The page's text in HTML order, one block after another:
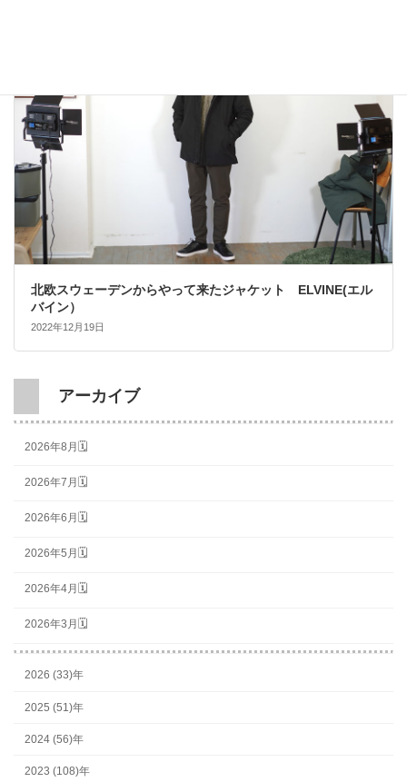
北欧スウェーデンからやって来たジャケット ELVINE(エル
バイン）
2022年12月19日
アーカイブ
2026年8月🗓
2026年7月🗓
2026年6月🗓
2026年5月🗓
2026年4月🗓
2026年3月🗓
2026 (33)年
2025 (51)年
2024 (56)年
2023 (108)年